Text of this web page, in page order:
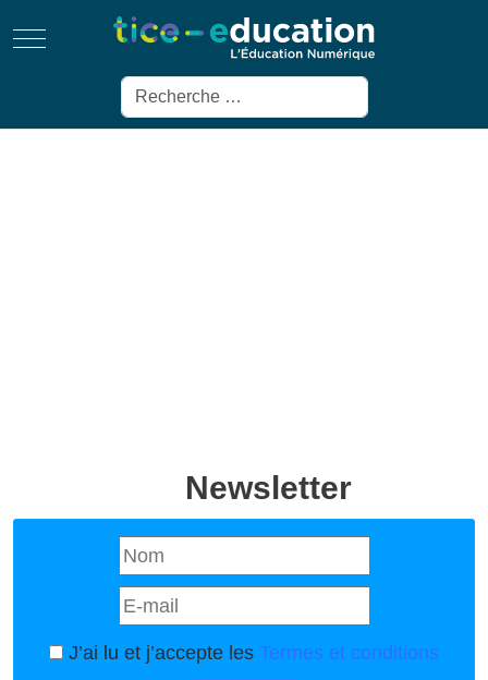
Mobile Menu Toggle
Rechercher
Newsletter
J’ai lu et j’accepte les Termes et conditions